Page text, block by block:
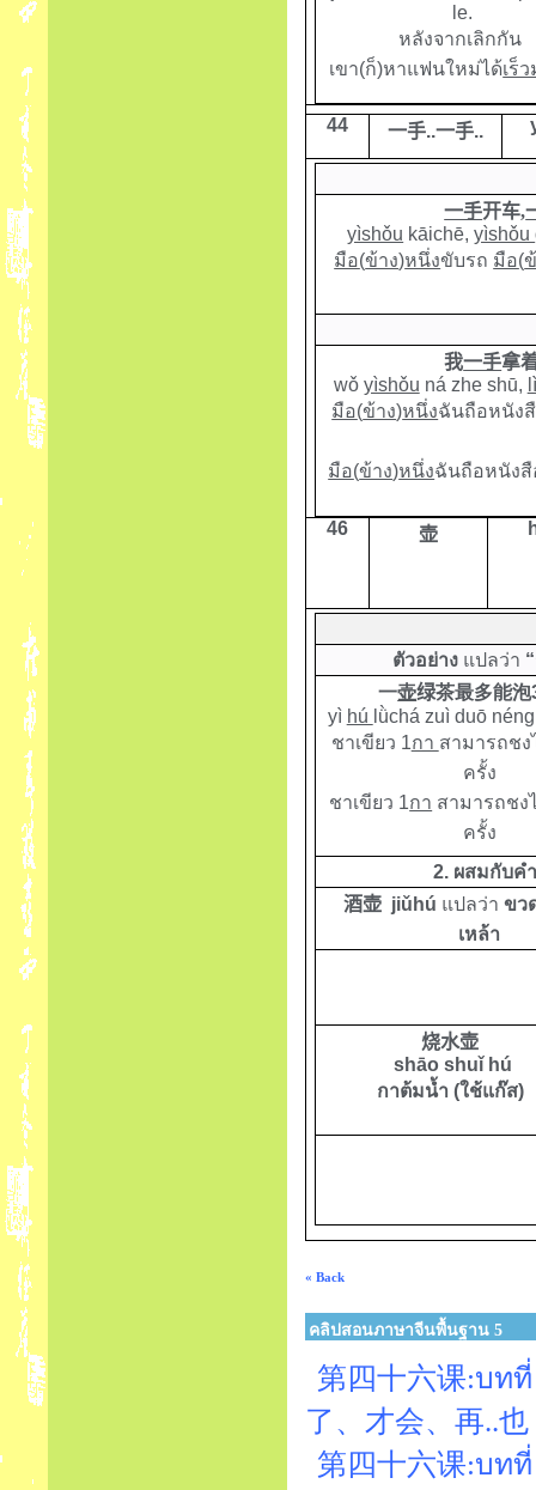
le.
หลังจากเลิกกัน
เขา(ก็)หาแฟนใหม่ได้เร็
44 一手..一手..
一手开车,
yìshǒu kāichē,yìshǒu
มือ(ข้าง)หนึ่งขับรถ มือ(
我一手拿
wǒ yìshǒu ná zhe shū,
มือ(ข้าง)หนึ่งฉันถือหนัง
มือ(ข้าง)หนึ่งฉันถือหนัง
46 壶
ตัวอย่าง แปลว่า
一壶绿茶最多能泡
yì hú lǜchá zuì duō
ชาเขียว 1กา สามารถช
ครั้ง
ชาเขียว 1กา สามารถชง
ครั้ง
2. ผสมกับค
酒壶 jiǔhú แปลว่า ขว
เหล้า
烧水壶
shāo shuǐ hú
กาต้มน้ำ (ใช้แก๊ส)
« Back
คลิปสอนภาษาจีนพื้นฐาน 5
第四十六课:บท
了、才会、再..也
第四十六课:บท